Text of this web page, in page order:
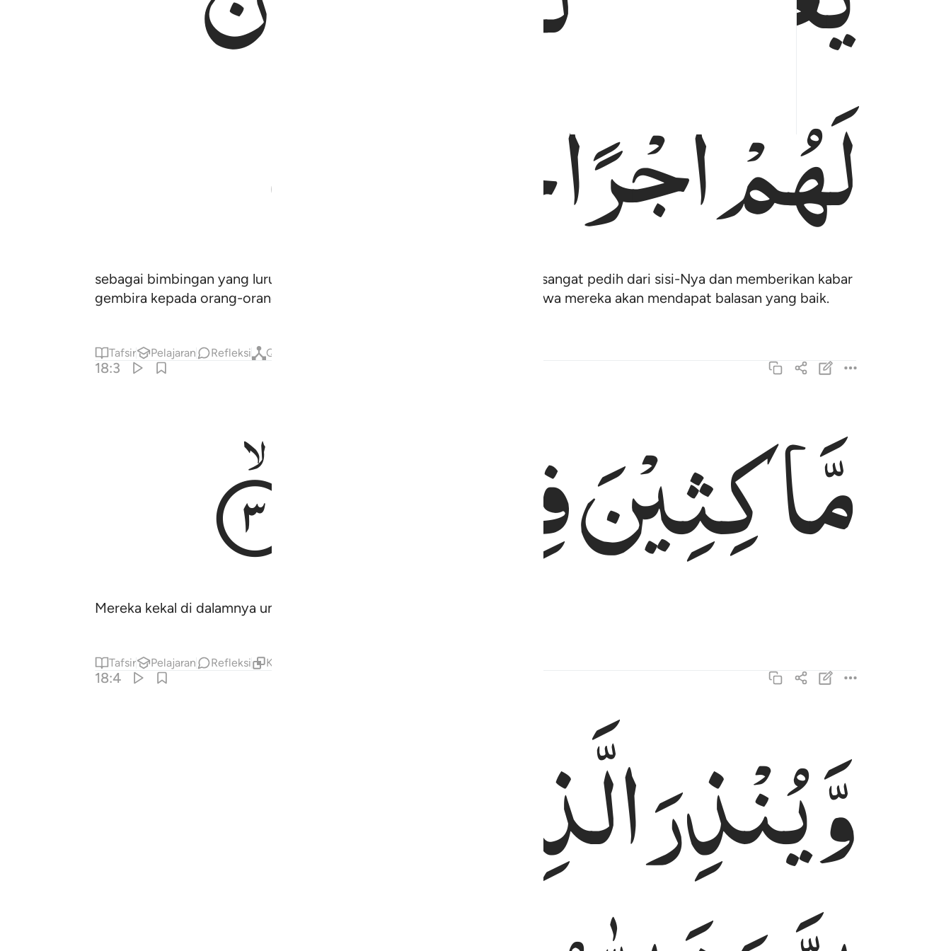
لَهُمْاَجْرًاحَسَنًا
sebagai bimbingan yang lurus, untuk memperingatkan akan siksa yang sangat pedih dari sisi-Nya dan memberikan kabar
gembira kepada orang-orang mukmin yang mengerjakan kebajikan bahwa mereka akan mendapat balasan yang baik.
Tafsir Pelajaran Refleksi Qiraat
18:3
مَّاكِثِیْنَفِیْهِ Mereka kekal di dalamnya untuk selama-lamanya.
Tafsir Pelajaran Refleksi Konten Terkait
18:4
وَّیُنْذِرَالَّذِیْنَ